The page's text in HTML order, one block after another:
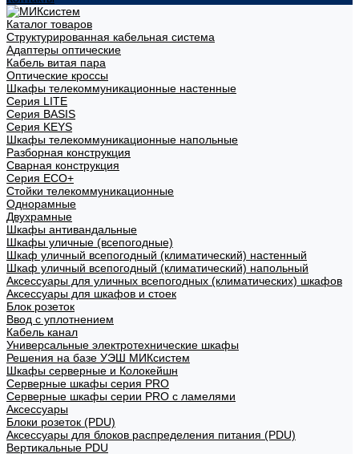
Каталог товаров
Структурированная кабельная система
Адаптеры оптические
Кабель витая пара
Оптические кроссы
Шкафы телекоммуникационные настенные
Cерия LITE
Cерия BASIS
Cерия KEYS
Шкафы телекоммуникационные напольные
Разборная конструкция
Сварная конструкция
Серия ECO+
Стойки телекоммуникационные
Однорамные
Двухрамные
Шкафы антивандальные
Шкафы уличные (всепогодные)
Шкаф уличный всепогодный (климатический) настенный
Шкаф уличный всепогодный (климатический) напольный
Аксессуары для уличных всепогодных (климатических) шкафов
Аксессуары для шкафов и стоек
Блок розеток
Ввод с уплотнением
Кабель канал
Универсальные электротехнические шкафы
Решения на базе УЭШ МИКсистем
Шкафы серверные и Колокейшн
Серверные шкафы серия PRO
Серверные шкафы серии PRO с ламелями
Аксессуары
Блоки розеток (PDU)
Аксессуары для блоков распределения питания (PDU)
Вертикальные PDU